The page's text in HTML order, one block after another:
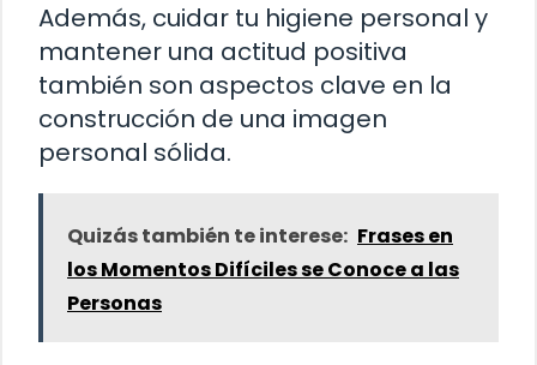
Además, cuidar tu higiene personal y
mantener una actitud positiva
también son aspectos clave en la
construcción de una imagen
personal sólida.
Quizás también te interese: Frases en
los Momentos Difíciles se Conoce a las
Personas